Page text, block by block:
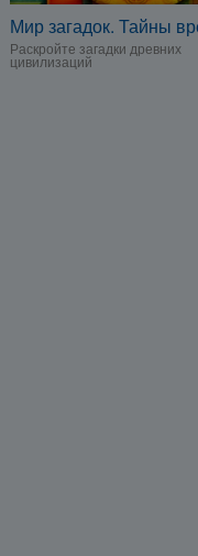
Мир загадок. Тайны
Раскройте загадки древних
цивилизаций